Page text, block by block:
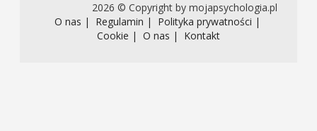
2026 © Copyright by mojapsychologia.pl
O nas |
Regulamin |
Polityka prywatności |
Cookie | O nas | Kontakt